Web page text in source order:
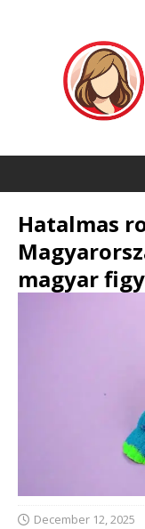
Hatalmas
magyar
December 12, 2025